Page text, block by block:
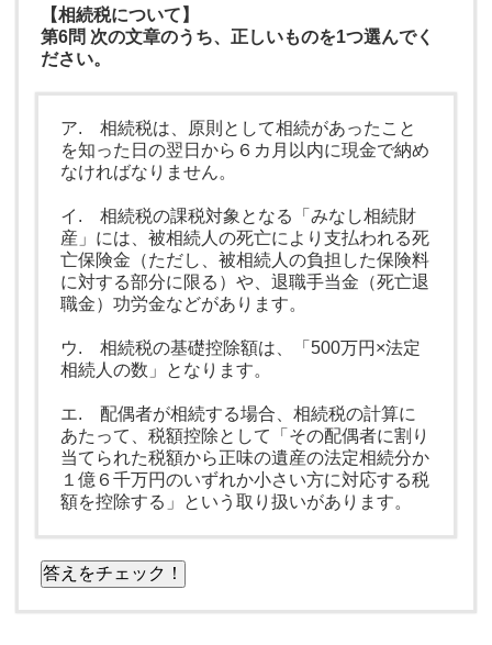
【相続税について】
第6問 次の文章のうち、正しいものを1つ選んでく
ださい。
ア. 相続税は、原則として相続があったこと
を知った日の翌日から６カ月以内に現金で納め
なければなりません。
イ. 相続税の課税対象となる「みなし相続財
産」には、被相続人の死亡により支払われる死
亡保険金（ただし、被相続人の負担した保険料
に対する部分に限る）や、退職手当金（死亡退
職金）功労金などがあります。
ウ. 相続税の基礎控除額は、「500万円×法定
相続人の数」となります。
エ. 配偶者が相続する場合、相続税の計算に
あたって、税額控除として「その配偶者に割り
当てられた税額から正味の遺産の法定相続分か
１億６千万円のいずれか小さい方に対応する税
額を控除する」という取り扱いがあります。
答えをチェック！